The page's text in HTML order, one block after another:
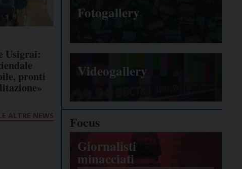
Usigrai:
pronti
ALTRE NEWS
Fotogallery
Videogallery
Focus
Giornalisti
minacciati